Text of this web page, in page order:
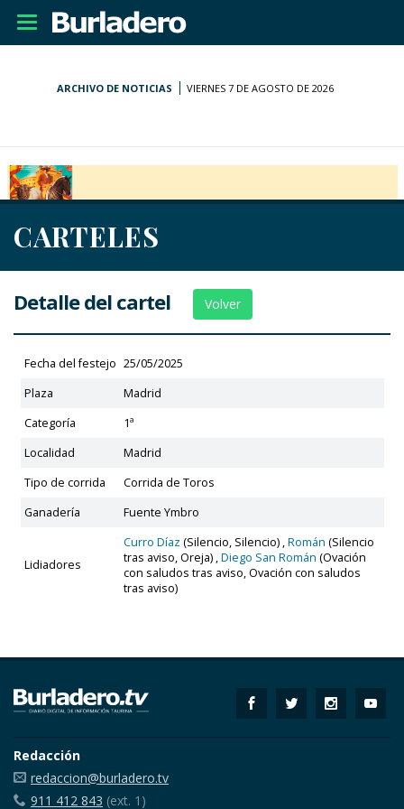
Desplegar
navegación
ARCHIVO DE NOTICIAS VIERNES 7 DE AGOSTO DE 2026
CARTELES
Detalle del cartel Volver
Fecha del festejo 25/05/2025
Plaza
Madrid
Categoría
1ª
Localidad
Madrid
Tipo de corrida
Corrida de Toros
Ganadería
Fuente Ymbro
Lidiadores
Curro Díaz (Silencio, Silencio) ,Román (Silencio
tras aviso, Oreja) ,Diego San Román (Ovación
con saludos tras aviso, Ovación con saludos
tras aviso)
Redacción
redaccion@burladero.tv
911 412 843 (ext. 1)